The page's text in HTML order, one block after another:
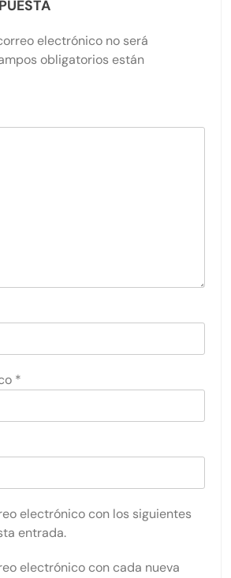
electrónico no será
obligatorios están
*
electrónico con los siguientes
entrada.
electrónico con cada nueva